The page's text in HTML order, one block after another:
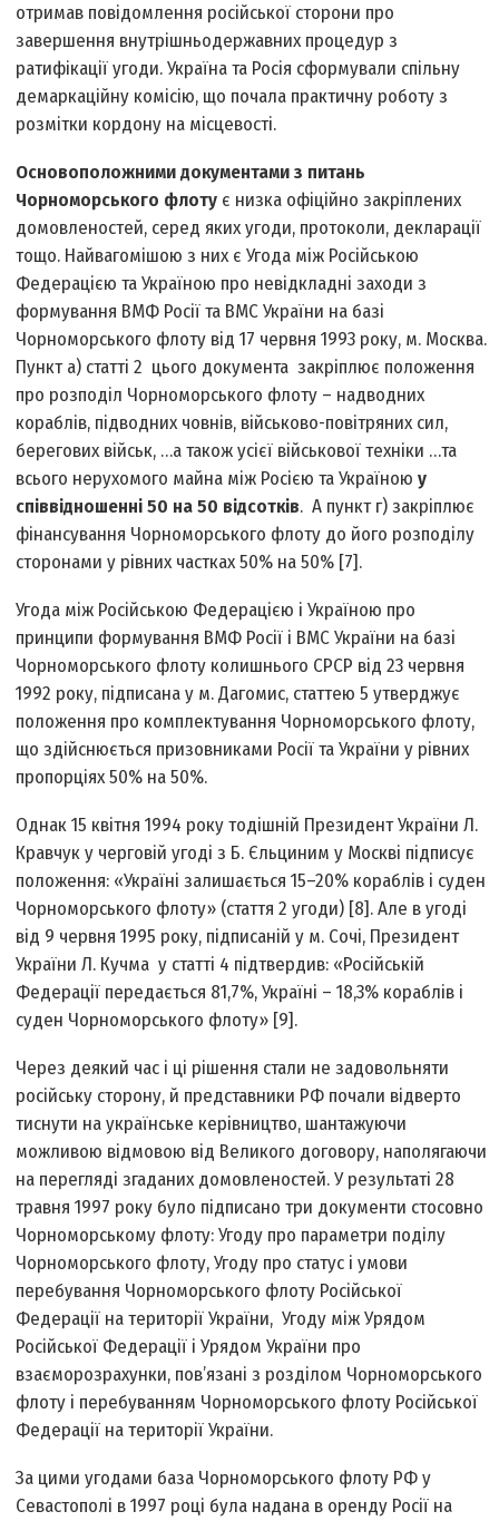
отримав повідомлення російської сторони про
завершення внутрішньодержавних процедур з
ратифікації угоди. Україна та Росія сформували спільну
демаркаційну комісію, що почала практичну роботу з
розмітки кордону на місцевості.
Основоположними документами з питань
Чорноморського флоту є низка офіційно закріплених
домовленостей, серед яких угоди, протоколи, декларації
тощо. Найвагомішою з них є Угода між Російською
Федерацією та Україною про невідкладні заходи з
формування ВМФ Росії та ВМС України на базі
Чорноморського флоту від 17 червня 1993 року, м. Москва.
Пункт а) статті 2 цього документа закріплює положення
про розподіл Чорноморського флоту – надводних
кораблів, підводних човнів, військово-повітряних сил,
берегових військ, …а також усієї військової техніки …та
всього нерухомого майна між Росією та Україноюу
співвідношенні 50 на 50 відсотків. А пункт г) закріплює
фінансування Чорноморського флоту до його розподілу
сторонами у рівних частках 50% на 50% [7].
Угода між Російською Федерацією і Україною про
принципи формування ВМФ Росії і ВМС України на базі
Чорноморського флоту колишнього СРСР від 23 червня
1992 року, підписана у м. Дагомис, статтею 5 утверджує
положення про комплектування Чорноморського флоту,
що здійснюється призовниками Росії та України у рівних
пропорціях 50% на 50%.
Однак 15 квітня 1994 року тодішній Президент України Л.
Кравчук у черговій угоді з Б. Єльциним у Москві підписує
положення: «Україні залишається 15–20% кораблів і суден
Чорноморського флоту» (стаття 2 угоди) [8]. Але в угоді
від 9 червня 1995 року, підписаній у м. Сочі, Президент
України Л. Кучма у статті 4 підтвердив: «Російській
Федерації передається 81,7%, Україні – 18,3% кораблів і
суден Чорноморського флоту» [9].
Через деякий час і ці рішення стали не задовольняти
російську сторону, й представники РФ почали відверто
тиснути на українське керівництво, шантажуючи
можливою відмовою від Великого договору, наполягаючи
на перегляді згаданих домовленостей. У результаті 28
травня 1997 року було підписано три документи стосовно
Чорноморському флоту: Угоду про параметри поділу
Чорноморського флоту, Угоду про статус і умови
перебування Чорноморського флоту Російської
Федерації на території України, Угоду між Урядом
Російської Федерації і Урядом України про
взаєморозрахунки, пов’язані з розділом Чорноморського
флоту і перебуванням Чорноморського флоту Російської
Федерації на території України.
За цими угодами база Чорноморського флоту РФ у
Севастополі в 1997 році була надана в оренду Росії на